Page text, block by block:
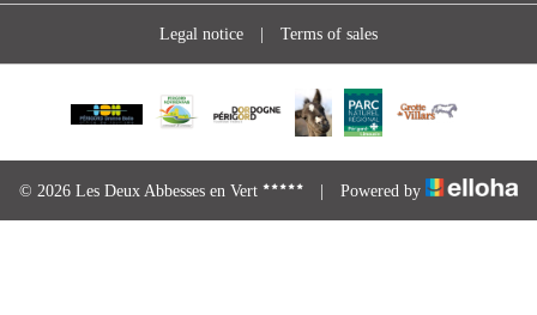
Legal notice Terms of sales
© 2026 Les Deux Abbesses en Vert Powered by